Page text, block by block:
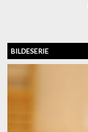
BILDESERIE